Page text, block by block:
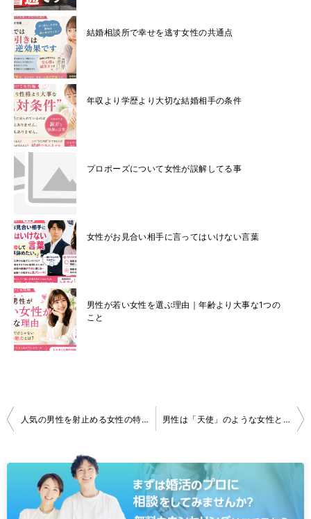
結婚相談所で幸せを逃す女性の共通点
年収より学歴より大切な結婚相手の条件
プロポーズについて女性が誤解してる事
女性がお見合い相手に言ってはいけない言葉
男性が若い女性を選ぶ理由｜年齢より大事な1つの
こと
投
ナ
人気の男性を射止める女性の特徴・男性心理その３ 男性は「天使」のような女性と結婚したい